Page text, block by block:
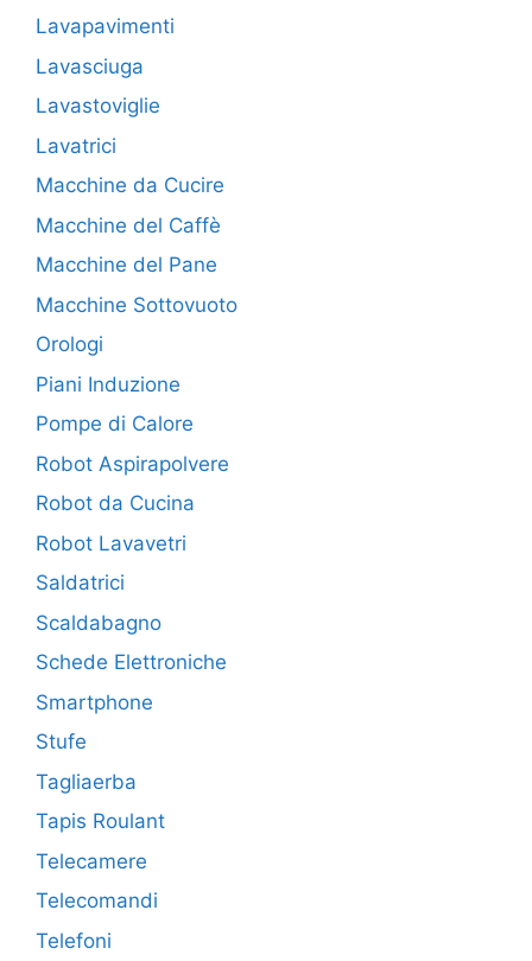
Lavapavimenti
Lavasciuga
Lavastoviglie
Lavatrici
Macchine da Cucire
Macchine del Caffè
Macchine del Pane
Macchine Sottovuoto
Orologi
Piani Induzione
Pompe di Calore
Robot Aspirapolvere
Robot da Cucina
Robot Lavavetri
Saldatrici
Scaldabagno
Schede Elettroniche
Smartphone
Stufe
Tagliaerba
Tapis Roulant
Telecamere
Telecomandi
Telefoni